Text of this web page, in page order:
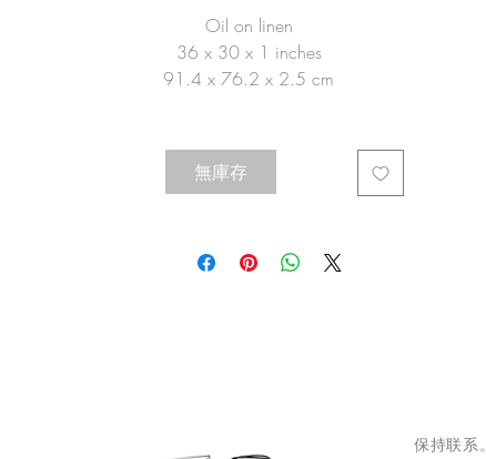
Oil on linen
36 x 30 x 1 inches
91.4 x 76.2 x 2.5 cm
無庫存
保持联系。